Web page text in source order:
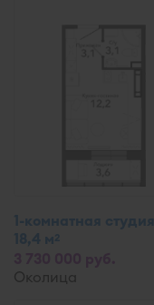
1-комнатная студия
18,4 м2
Околица